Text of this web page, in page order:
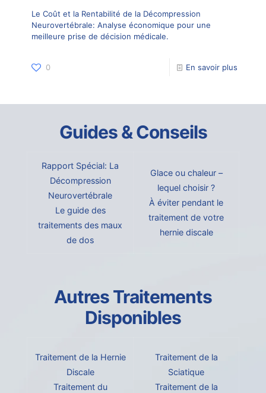
Le Coût et la Rentabilité de la Décompression
Neurovertébrale: Analyse économique pour une
meilleure prise de décision médicale.
0 En savoir plus
Guides & Conseils
Rapport Spécial: La
Décompression
Neurovertébrale
Le guide des
traitements des maux
de dos
Glace ou chaleur –
lequel choisir ?
À éviter pendant le
traitement de votre
hernie discale
Autres Traitements
Disponibles
Traitement de la Hernie
Discale
Traitement du
Traitement de la
Sciatique
Traitement de la